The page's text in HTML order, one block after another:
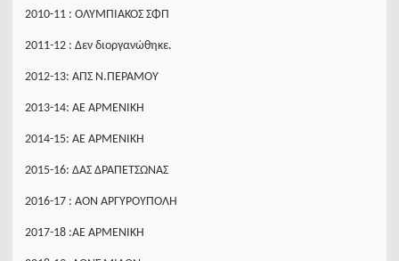
2010-11 : ΟΛΥΜΠΙΑΚΟΣ ΣΦΠ
2011-12 : Δεν διοργανώθηκε.
2012-13: ΑΠΣ Ν.ΠΕΡΑΜΟΥ
2013-14: ΑΕ ΑΡΜΕΝΙΚΗ
2014-15: ΑΕ ΑΡΜΕΝΙΚΗ
2015-16: ΔΑΣ ΔΡΑΠΕΤΣΩΝΑΣ
2016-17 : ΑΟΝ ΑΡΓΥΡΟΥΠΟΛΗ
2017-18 :ΑΕ ΑΡΜΕΝΙΚΗ